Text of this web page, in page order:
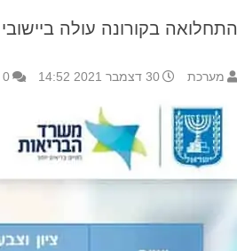
התחלואה בקורונה עולה
מערכת 30 דצמבר 2021 14:52 0